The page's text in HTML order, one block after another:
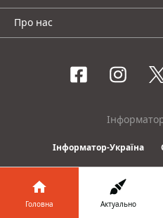
Про нас
Інформатор-Україна
© 2016-
Головна Актуально